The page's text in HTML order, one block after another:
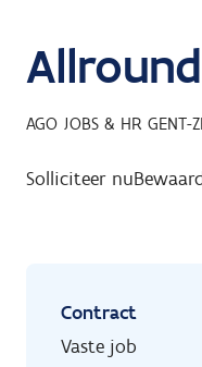
AGO JOBS & HR GENT-
Solliciteer nu
Contract
Vaste job